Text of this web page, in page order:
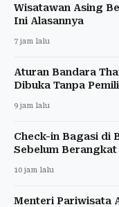
Wisatawan Asing
Ini Alasannya
7 jam lalu
Aturan Bandara
Dibuka Tanpa
9 jam lalu
Check-in Bagasi di
Sebelum Berangkat
10 jam lalu
Menteri Pariwisata